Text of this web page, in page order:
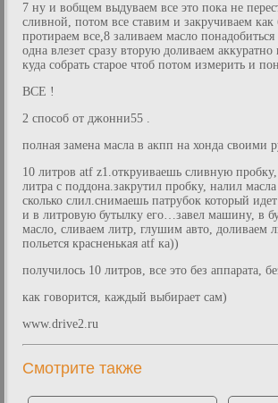
7 ну и вобщем выдуваем все это пока не
сливной, потом все ставим и закручиваем
протираем все,8 заливаем масло
одна влезет сразу вторую доливаем аккуратно
куда собрать старое чтоб потом измерить и
ВСЕ !
2 способ от джонни55 .
полная замена масла в акпп на хонда своими
10 литров atf z1.откруиваешь сливную
литра с поддона.закрутил пробку, налил
сколько слил.снимаешь патрубок который
и в литровую бутылку его…завел машину, в
масло, сливаем литр, глушим авто, доливаем
польется красненькая atf ка))
получилось 10 литров, все это без аппарата,
как говорится, каждый выбирает сам)
www.drive2.ru
Смотрите также